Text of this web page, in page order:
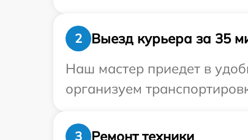
2
Выезд курьера за 35
Наш мастер приедет в
организуем
3
Ремонт техники